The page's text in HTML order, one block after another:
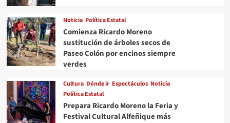
Noticia Política Estatal
Comienza Ricardo Moreno
sustitución de árboles secos de
Paseo Colón por encinos siempre
verdes
Cultura Dónde ir Espectáculos Noticia
Política Estatal
Prepara Ricardo Moreno la Feria y
Festival Cultural Alfeñique más